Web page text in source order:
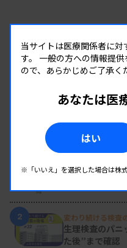
新人臨床検査技師
2 変わり続ける検
生理検査のパ
た後”まで確認
当サイトは医療関係者に
す。 一般の方への情報提
ので、あらかじめご了承く
あなたは医
はい
※「いいえ」を選択した場合は株